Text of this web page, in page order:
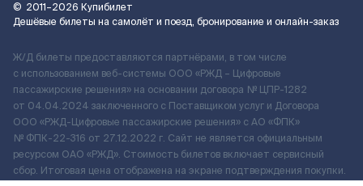
© 2011–2026 Купибилет
Дешёвые билеты на самолёт и поезд, бронирование и онлайн-заказ
Ж/Д билеты предоставляются партнёрами, в том числе
с использованием веб-системы ООО «РЖД – Цифровые
пассажирские решения» на основании договора № ЦПР-1282
от 04.04.2024 заключенного с Поставщиком услуг и Договора
ООО «РЖД-Цифровые пассажирские решения» c АО «ФПК»
№ ФПК-22-316 от 27.12.2022 г. Сайт не является официальным
ресурсом ОАО «РЖД». Стоимость билетов включает сервисный
сбор. Итоговая цена отображена на экране подтверждения покупки.